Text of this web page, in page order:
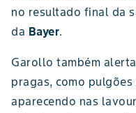
no resultado final da
da Bayer.
Garollo também
pragas, como
aparecendo nas